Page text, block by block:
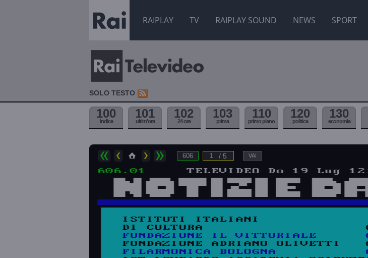
RAIPLAY TV RAIPLAY SOUND NEWS SPORT
SOLO TESTO
100
indice
101
ultim'ora
102
24 ore
103
prima
110
primo piano
120
politica
130
economia
/ 5